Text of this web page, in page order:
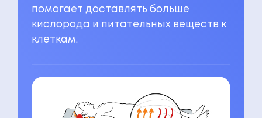
помогает доставлять больше
кислорода и питательных веществ к
клеткам.